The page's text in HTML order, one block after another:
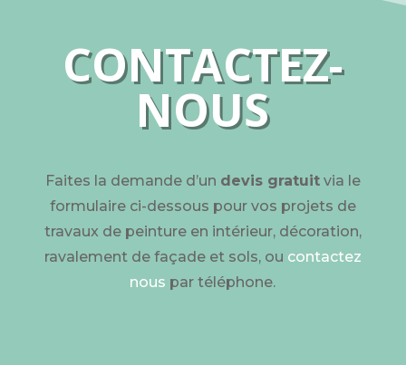
CONTACTEZ-
NOUS
Faites la demande d’un devis gratuitvia le
formulaire ci-dessous pour vos projets de
travaux de peinture en intérieur, décoration,
ravalement de façade et sols, ou contactez
nous par téléphone.